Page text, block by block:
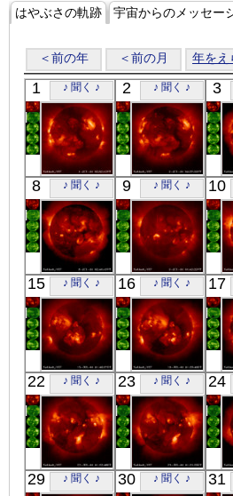
はやぶさの軌跡 宇宙からのメッセー
＜前の年
＜前の月 年をえ
1 ♪ 聞く ♪
「ようこう」
X線
2 ♪ 聞く ♪
「ようこう」
X線
3
8 ♪ 聞く ♪
「ようこう」
X線
9 ♪ 聞く ♪
「ようこう」
X線
10
15 ♪ 聞く ♪
「ようこう」
X線
16 ♪ 聞く ♪
「ようこう」
X線
17
22 ♪ 聞く ♪
「ようこう」
X線
23 ♪ 聞く ♪
「ようこう」
X線
24
29 ♪ 聞く ♪ 30 ♪ 聞く ♪ 31